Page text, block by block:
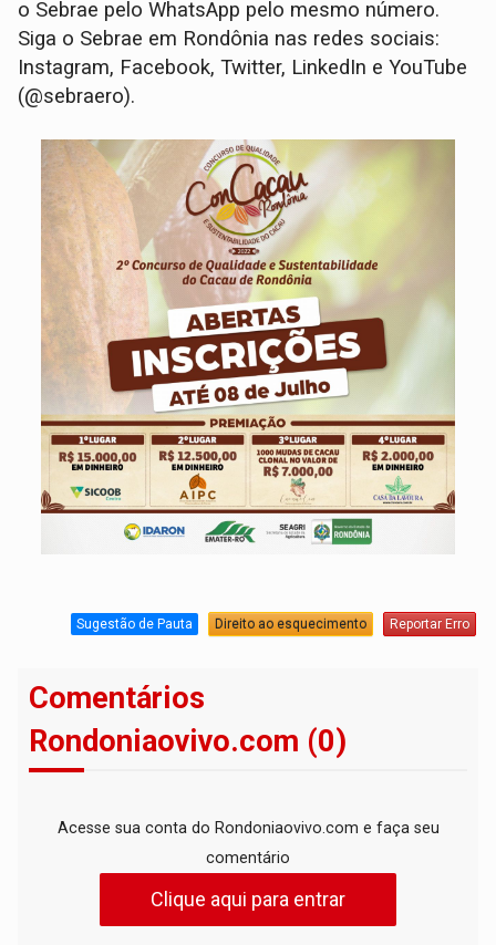
o Sebrae pelo WhatsApp pelo mesmo número.
Siga o Sebrae em Rondônia nas redes sociais:
Instagram, Facebook, Twitter, LinkedIn e YouTube
(@sebraero).
Sugestão de Pauta Direito ao esquecimento Reportar Erro
Comentários
Rondoniaovivo.com (0)
Acesse sua conta do Rondoniaovivo.com e faça seu
comentário
Clique aqui para entrar